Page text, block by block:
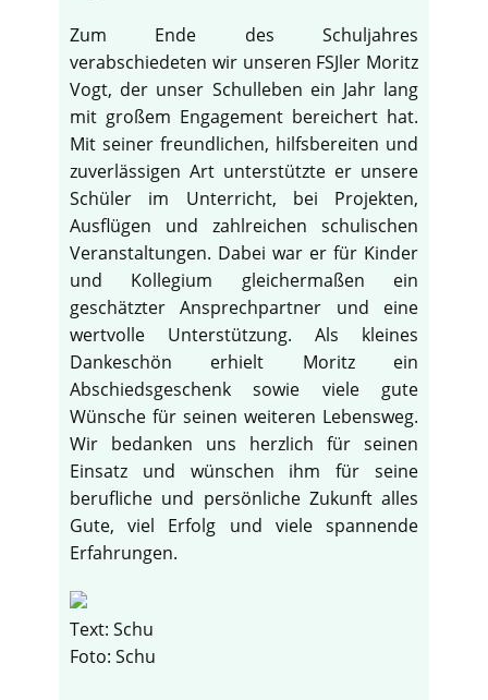
Zum Ende des Schuljahres
verabschiedeten wir unseren FSJler Moritz
Vogt, der unser Schulleben ein Jahr lang
mit großem Engagement bereichert hat.
Mit seiner freundlichen, hilfsbereiten und
zuverlässigen Art unterstützte er unsere
Schüler im Unterricht, bei Projekten,
Ausflügen und zahlreichen schulischen
Veranstaltungen. Dabei war er für Kinder
und Kollegium gleichermaßen ein
geschätzter Ansprechpartner und eine
wertvolle Unterstützung. Als kleines
Dankeschön erhielt Moritz ein
Abschiedsgeschenk sowie viele gute
Wünsche für seinen weiteren Lebensweg.
Wir bedanken uns herzlich für seinen
Einsatz und wünschen ihm für seine
berufliche und persönliche Zukunft alles
Gute, viel Erfolg und viele spannende
Erfahrungen.
Text: Schu
Foto: Schu